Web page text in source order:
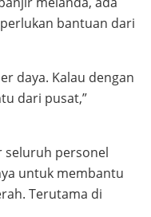
bantuan dari
daya. Kalau dengan
dari pusat,”
seluruh personel
untuk membantu
Terutama di